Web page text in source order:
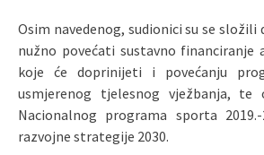
Osim navedenog, sudionici su se složili
nužno povećati sustavno financiranje
koje će doprinijeti i povećanju
usmjerenog tjelesnog vježbanja, te
Nacionalnog programa sporta
razvojne strategije 2030.